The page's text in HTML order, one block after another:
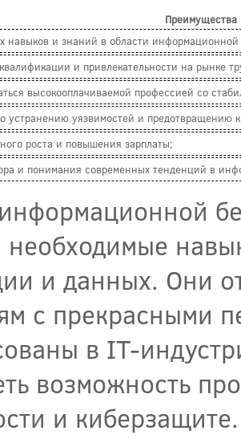
Преимущества
навыков и знаний в области информационной
и привлекательности на рынке
высокооплачиваемой профессией со
устранению уязвимостей и предотвращению
роста и повышения зарплаты;
и понимания современных тенденций в
необходимые
и данных. Они
с прекрасными
в IT-
возможность
и киберзащите.